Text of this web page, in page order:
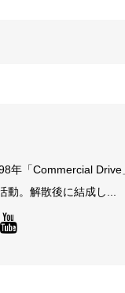
年「Commercial
動。解散後に結成し...